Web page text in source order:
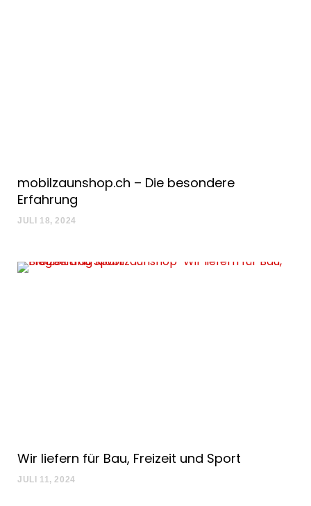
mobilzaunshop.ch – Die besondere
Erfahrung
JULI 18, 2024
Wir liefern für Bau, Freizeit und Sport
JULI 11, 2024